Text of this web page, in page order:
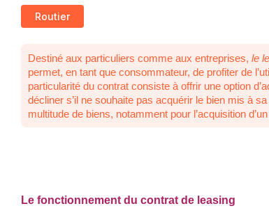
Routier
Destiné aux particuliers comme aux entreprises, le
permet, en tant que consommateur, de profiter de
particularité du contrat consiste à offrir une option
décliner s’il ne souhaite pas acquérir le bien mis à
multitude de biens, notamment pour l’acquisition
Le fonctionnement du contrat de leasing